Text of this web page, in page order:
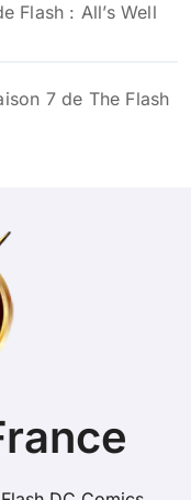
Flash : All’s Well
7 de The Flash